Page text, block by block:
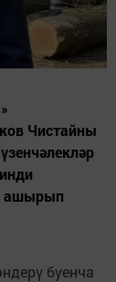
Чистайны
ашырып
буенча